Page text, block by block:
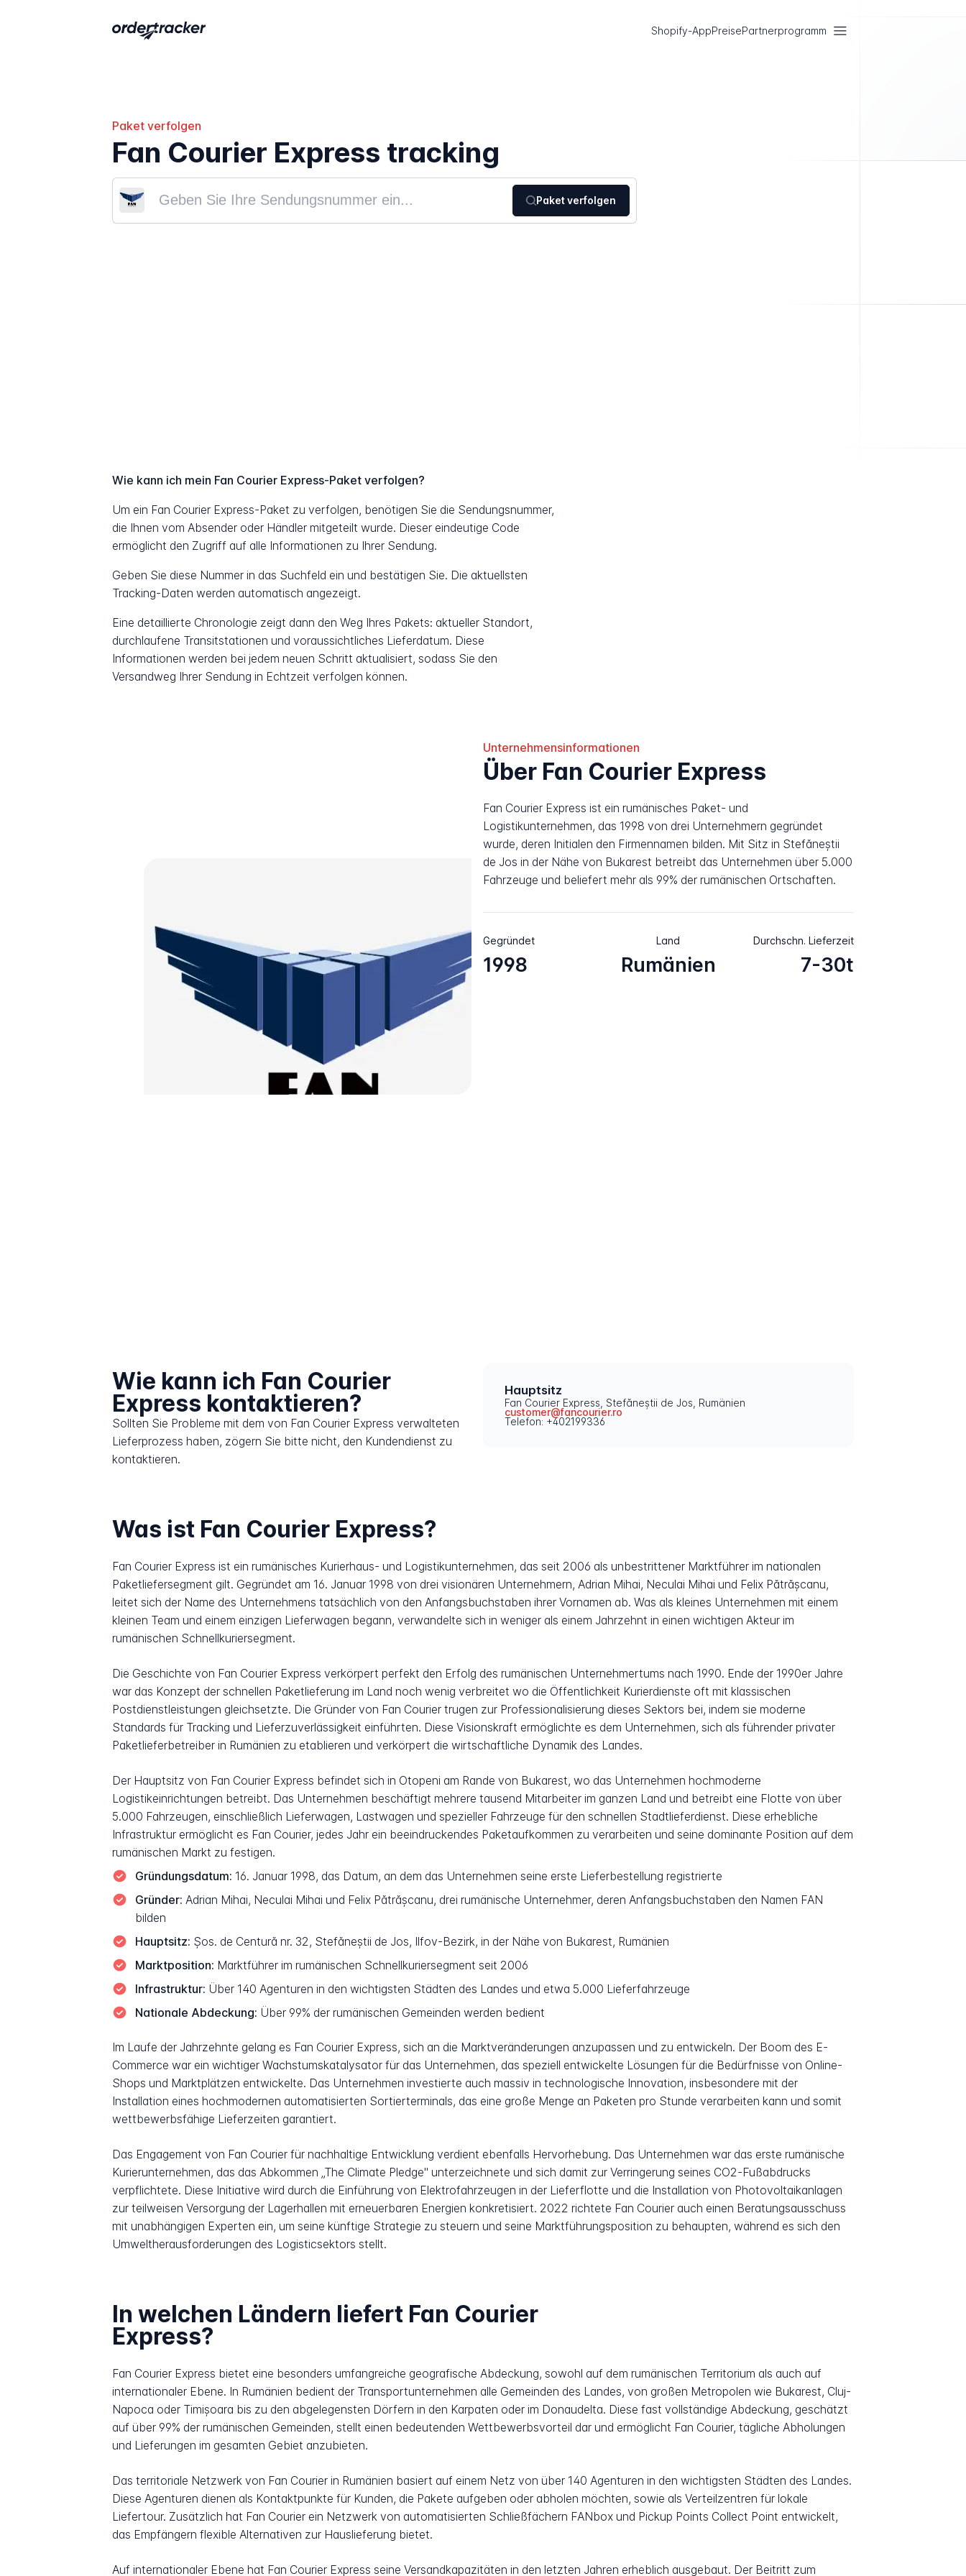
Shopify-AppPreisePartnerprogramm
Paket verfolgen
Fan Courier Express tracking
Paket verfolgen
Wie kann ich mein Fan Courier Express-Paket verfolgen?
Um ein Fan Courier Express-Paket zu verfolgen, benötigen Sie die Sendungsnummer,
die Ihnen vom Absender oder Händler mitgeteilt wurde. Dieser eindeutige Code
ermöglicht den Zugriff auf alle Informationen zu Ihrer Sendung.
Geben Sie diese Nummer in das Suchfeld ein und bestätigen Sie. Die aktuellsten
Tracking-Daten werden automatisch angezeigt.
Eine detaillierte Chronologie zeigt dann den Weg Ihres Pakets: aktueller Standort,
durchlaufene Transitstationen und voraussichtliches Lieferdatum. Diese
Informationen werden bei jedem neuen Schritt aktualisiert, sodass Sie den
Versandweg Ihrer Sendung in Echtzeit verfolgen können.
Unternehmensinformationen
Über Fan Courier Express
Fan Courier Express ist ein rumänisches Paket- und
Logistikunternehmen, das 1998 von drei Unternehmern gegründet
wurde, deren Initialen den Firmennamen bilden. Mit Sitz in Stefăneștii
de Jos in der Nähe von Bukarest betreibt das Unternehmen über 5.000
Fahrzeuge und beliefert mehr als 99% der rumänischen Ortschaften.
Gegründet
1998
Land
Rumänien
Durchschn. Lieferzeit
7-30t
Wie kann ich Fan Courier
Express kontaktieren?
Sollten Sie Probleme mit dem von Fan Courier Express verwalteten
Lieferprozess haben, zögern Sie bitte nicht, den Kundendienst zu
kontaktieren.
Hauptsitz
Fan Courier Express, Stefăneștii de Jos, Rumänien
customer@fancourier.ro
Telefon: +402199336
Was ist Fan Courier Express?
Fan Courier Express ist ein rumänisches Kurierhaus- und Logistikunternehmen, das seit 2006 als unbestrittener Marktführer im nationalen
Paketliefersegment gilt. Gegründet am 16. Januar 1998 von drei visionären Unternehmern, Adrian Mihai, Neculai Mihai und Felix Pătrășcanu,
leitet sich der Name des Unternehmens tatsächlich von den Anfangsbuchstaben ihrer Vornamen ab. Was als kleines Unternehmen mit einem
kleinen Team und einem einzigen Lieferwagen begann, verwandelte sich in weniger als einem Jahrzehnt in einen wichtigen Akteur im
rumänischen Schnellkuriersegment.
Die Geschichte von Fan Courier Express verkörpert perfekt den Erfolg des rumänischen Unternehmertums nach 1990. Ende der 1990er Jahre
war das Konzept der schnellen Paketlieferung im Land noch wenig verbreitet wo die Öffentlichkeit Kurierdienste oft mit klassischen
Postdienstleistungen gleichsetzte. Die Gründer von Fan Courier trugen zur Professionalisierung dieses Sektors bei, indem sie moderne
Standards für Tracking und Lieferzuverlässigkeit einführten. Diese Visionskraft ermöglichte es dem Unternehmen, sich als führender privater
Paketlieferbetreiber in Rumänien zu etablieren und verkörpert die wirtschaftliche Dynamik des Landes.
Der Hauptsitz von Fan Courier Express befindet sich in Otopeni am Rande von Bukarest, wo das Unternehmen hochmoderne
Logistikeinrichtungen betreibt. Das Unternehmen beschäftigt mehrere tausend Mitarbeiter im ganzen Land und betreibt eine Flotte von über
5.000 Fahrzeugen, einschließlich Lieferwagen, Lastwagen und spezieller Fahrzeuge für den schnellen Stadtlieferdienst. Diese erhebliche
Infrastruktur ermöglicht es Fan Courier, jedes Jahr ein beeindruckendes Paketaufkommen zu verarbeiten und seine dominante Position auf dem
rumänischen Markt zu festigen.
Gründungsdatum: 16. Januar 1998, das Datum, an dem das Unternehmen seine erste Lieferbestellung registrierte
Gründer: Adrian Mihai, Neculai Mihai und Felix Pătrășcanu, drei rumänische Unternehmer, deren Anfangsbuchstaben den Namen FAN
bilden
Hauptsitz: Șos. de Centură nr. 32, Stefăneștii de Jos, Ilfov-Bezirk, in der Nähe von Bukarest, Rumänien
Marktposition: Marktführer im rumänischen Schnellkuriersegment seit 2006
Infrastruktur: Über 140 Agenturen in den wichtigsten Städten des Landes und etwa 5.000 Lieferfahrzeuge
Nationale Abdeckung: Über 99% der rumänischen Gemeinden werden bedient
Im Laufe der Jahrzehnte gelang es Fan Courier Express, sich an die Marktveränderungen anzupassen und zu entwickeln. Der Boom des E-
Commerce war ein wichtiger Wachstumskatalysator für das Unternehmen, das speziell entwickelte Lösungen für die Bedürfnisse von Online-
Shops und Marktplätzen entwickelte. Das Unternehmen investierte auch massiv in technologische Innovation, insbesondere mit der
Installation eines hochmodernen automatisierten Sortierterminals, das eine große Menge an Paketen pro Stunde verarbeiten kann und somit
wettbewerbsfähige Lieferzeiten garantiert.
Das Engagement von Fan Courier für nachhaltige Entwicklung verdient ebenfalls Hervorhebung. Das Unternehmen war das erste rumänische
Kurierunternehmen, das das Abkommen „The Climate Pledge" unterzeichnete und sich damit zur Verringerung seines CO2-Fußabdrucks
verpflichtete. Diese Initiative wird durch die Einführung von Elektrofahrzeugen in der Lieferflotte und die Installation von Photovoltaikanlagen
zur teilweisen Versorgung der Lagerhallen mit erneuerbaren Energien konkretisiert. 2022 richtete Fan Courier auch einen Beratungsausschuss
mit unabhängigen Experten ein, um seine künftige Strategie zu steuern und seine Marktführungsposition zu behaupten, während es sich den
Umweltherausforderungen des Logisticsektors stellt.
In welchen Ländern liefert Fan Courier
Express?
Fan Courier Express bietet eine besonders umfangreiche geografische Abdeckung, sowohl auf dem rumänischen Territorium als auch auf
internationaler Ebene. In Rumänien bedient der Transportunternehmen alle Gemeinden des Landes, von großen Metropolen wie Bukarest, Cluj-
Napoca oder Timișoara bis zu den abgelegensten Dörfern in den Karpaten oder im Donaudelta. Diese fast vollständige Abdeckung, geschätzt
auf über 99% der rumänischen Gemeinden, stellt einen bedeutenden Wettbewerbsvorteil dar und ermöglicht Fan Courier, tägliche Abholungen
und Lieferungen im gesamten Gebiet anzubieten.
Das territoriale Netzwerk von Fan Courier in Rumänien basiert auf einem Netz von über 140 Agenturen in den wichtigsten Städten des Landes.
Diese Agenturen dienen als Kontaktpunkte für Kunden, die Pakete aufgeben oder abholen möchten, sowie als Verteilzentren für lokale
Liefertour. Zusätzlich hat Fan Courier ein Netzwerk von automatisierten Schließfächern FANbox und Pickup Points Collect Point entwickelt,
das Empfängern flexible Alternativen zur Hauslieferung bietet.
Auf internationaler Ebene hat Fan Courier Express seine Versandkapazitäten in den letzten Jahren erheblich ausgebaut. Der Beitritt zum